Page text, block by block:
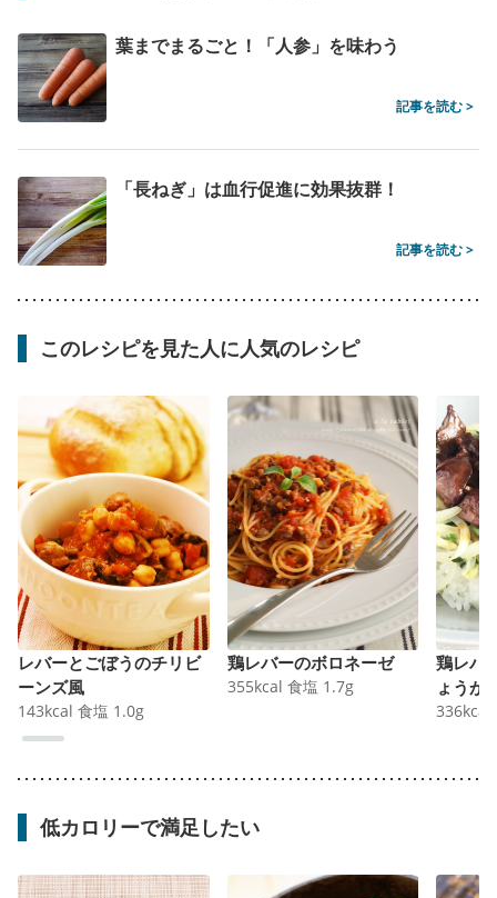
葉までまるごと！「人参」を味わう
記事を読む >
「長ねぎ」は血行促進に効果抜群！
記事を読む >
このレシピを見た人に人気のレシピ
レバーとごぼうのチリビ
ーンズ風
143kcal 食塩 1.0g
鶏レバーのボロネーゼ
355kcal 食塩 1.7g
鶏レバ
ょうが
336kcal
低カロリーで満足したい